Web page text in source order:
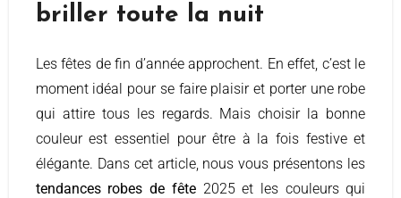
briller toute la nuit
Les fêtes de fin d’année approchent. En effet, c’est le
moment idéal pour se faire plaisir et porter une robe
qui attire tous les regards. Mais choisir la bonne
couleur est essentiel pour être à la fois festive et
élégante. Dans cet article, nous vous présentons les
tendances robes de fête2025 et les couleurs qui